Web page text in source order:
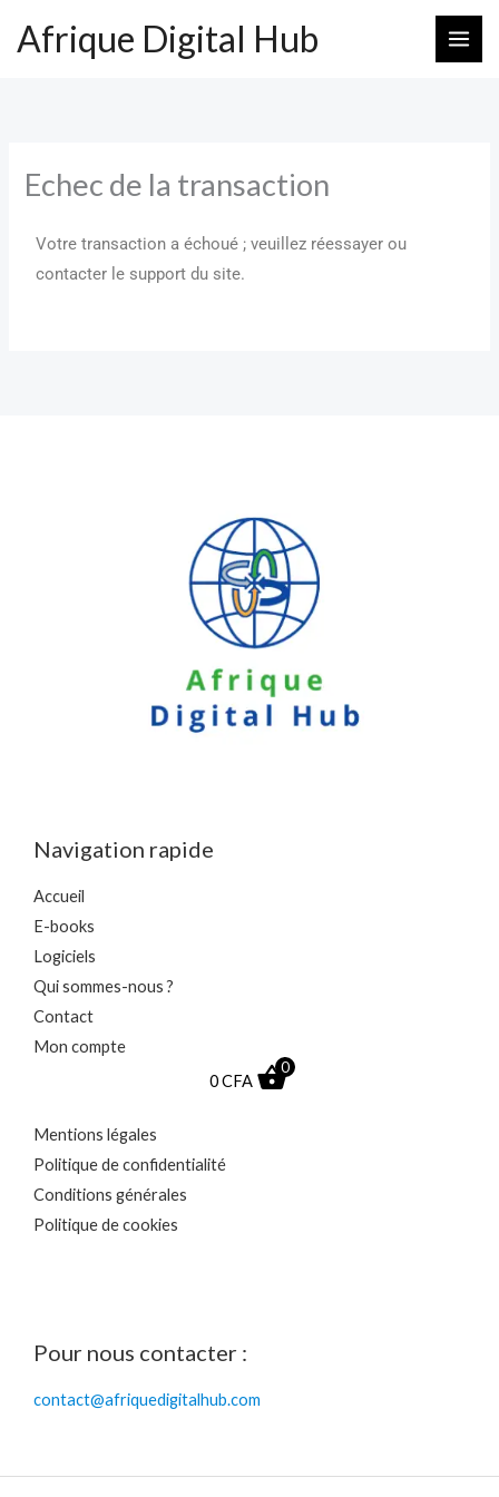
Afrique Digital Hub
Echec de la transaction
Votre transaction a échoué ; veuillez réessayer ou
contacter le support du site.
Navigation rapide
Accueil
E-books
Logiciels
Qui sommes-nous ?
Contact
Mon compte
0CFA
0
Mentions légales
Politique de confidentialité
Conditions générales
Politique de cookies
Pour nous contacter :
contact@afriquedigitalhub.com